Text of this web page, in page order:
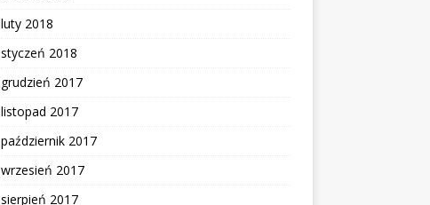
luty 2018
styczeń 2018
grudzień 2017
listopad 2017
październik 2017
wrzesień 2017
sierpień 2017